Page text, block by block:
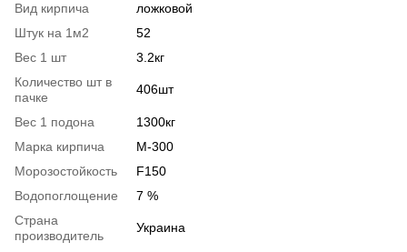
Вид кирпича
ложковой
Штук на 1м2
52
Вес 1 шт
3.2кг
Количество шт в
пачке
406шт
Вес 1 подона
1300кг
Марка кирпича
М-300
Морозостойкость
F150
Водопоглощение
7 %
Страна
производитель
Украина